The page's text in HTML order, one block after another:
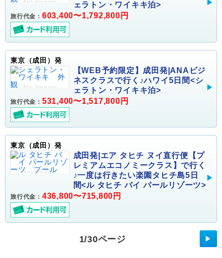
ェラトン・ワイキキ泊>
旅行代金： 603,400〜1,792,800円
東京（成田）発
【WEB予約限定】成田発|ANAビジ
ネスクラスで行く♪ハワイ5日間<シ
ェラトン・ワイキキ泊>
旅行代金： 531,400〜1,517,800円
東京（成田）発
成田発|エア タヒチ ヌイ直行便【プ
レミアムエコノミークラス】で行く
♪一度は行きたい楽園タヒチ島5日
間<ル タヒチ バイ パールリゾーツ>
旅行代金： 436,800〜715,800円
1/30ページ ▶